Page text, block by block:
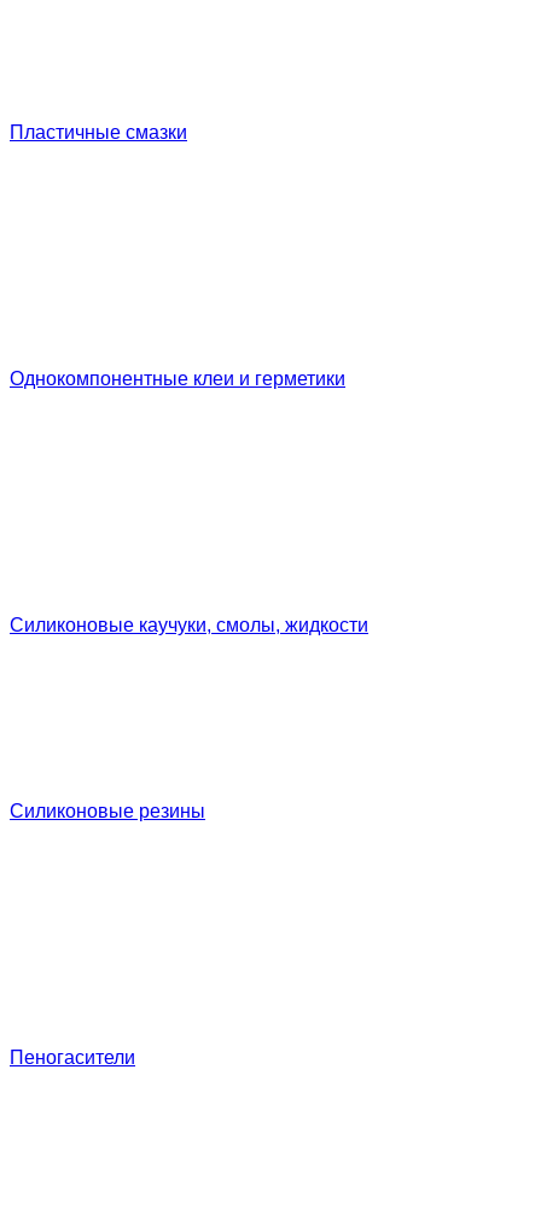
Пластичные смазки
Однокомпонентные клеи и герметики
Силиконовые каучуки, смолы, жидкости
Силиконовые резины
Пеногасители